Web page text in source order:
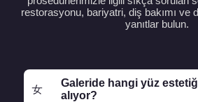
restorasyonu, bariyatri, diş bakımı ve
yanıtlar bulun.
Galeride hangi yüz
alıyor?